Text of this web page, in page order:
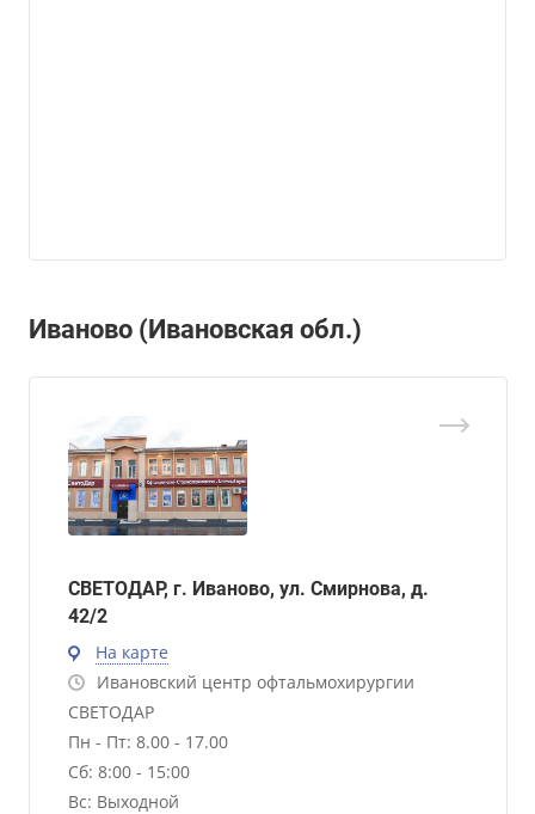
Иваново (Ивановская обл.)
СВЕТОДАР, г. Иваново, ул. Смирнова, д.
42/2
На карте
Ивановский центр офтальмохирургии
СВЕТОДАР
Пн - Пт: 8.00 - 17.00
Сб: 8:00 - 15:00
Вс: Выходной